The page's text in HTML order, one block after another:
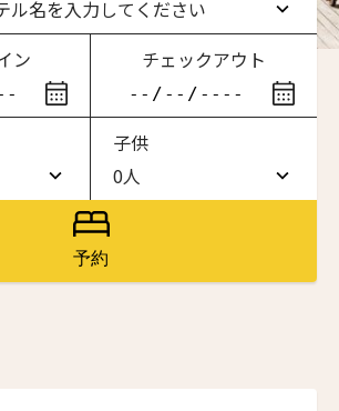
ル名を入力してください
ル名を入力してください
・グランド・ケイマン
ィッシュ・ロンドン
ン チェックアウト
子供
0人
0人
予約